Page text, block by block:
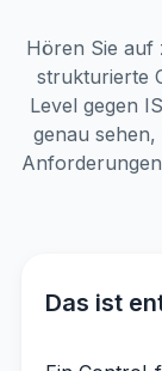
Hören Sie auf
strukturierte
Level gegen
genau
Das ist